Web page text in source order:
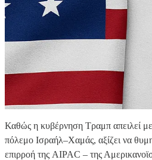
Καθώς η κυβέρνηση Τραμπ απειλεί
πόλεμο Ισραήλ–Χαμάς, αξίζει να
επιρροή της AIPAC – της